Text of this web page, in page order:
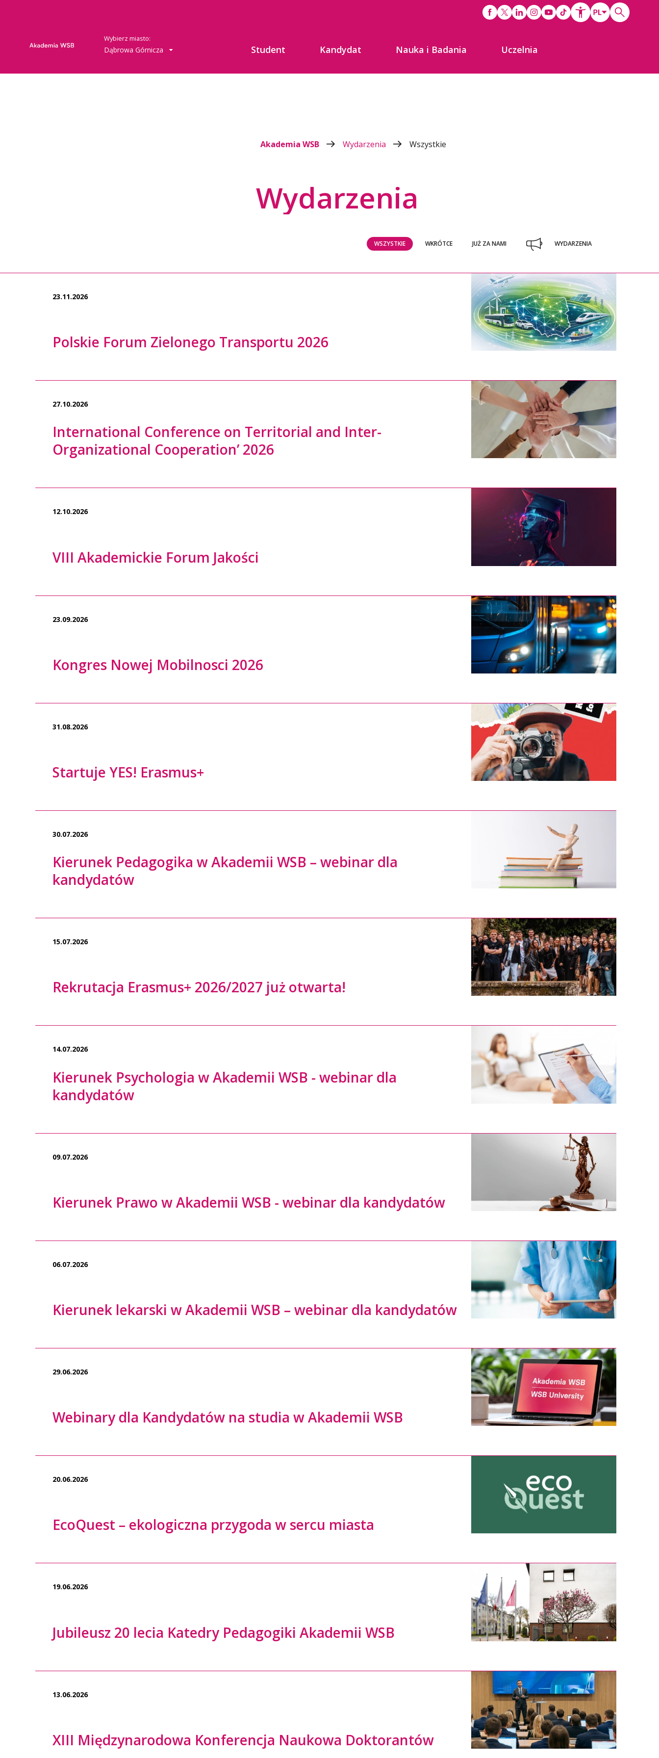
Wybierz miasto:
Dąbrowa Górnicza Student Kandydat Nauka i Badania Uczelnia
Akademia WSB Wydarzenia Wszystkie
Wydarzenia
WYDARZENIA
WSZYSTKIE WKRÓTCE JUŻ ZA NAMI
23.11.2026
Polskie Forum Zielonego Transportu 2026
27.10.2026
International Conference on Territorial and Inter-
Organizational Cooperation’ 2026
12.10.2026
VIII Akademickie Forum Jakości
23.09.2026
Kongres Nowej Mobilnosci 2026
31.08.2026
Startuje YES! Erasmus+
30.07.2026
Kierunek Pedagogika w Akademii WSB – webinar dla
kandydatów
15.07.2026
Rekrutacja Erasmus+ 2026/2027 już otwarta!
14.07.2026
Kierunek Psychologia w Akademii WSB - webinar dla
kandydatów
09.07.2026
Kierunek Prawo w Akademii WSB - webinar dla kandydatów
06.07.2026
Kierunek lekarski w Akademii WSB – webinar dla kandydatów
29.06.2026
Webinary dla Kandydatów na studia w Akademii WSB
20.06.2026
EcoQuest – ekologiczna przygoda w sercu miasta
19.06.2026
Jubileusz 20 lecia Katedry Pedagogiki Akademii WSB
13.06.2026
XIII Międzynarodowa Konferencja Naukowa Doktorantów